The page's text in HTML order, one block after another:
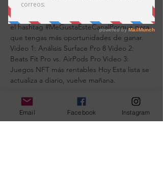
PARTICIPANTES. Videos participantes en el
sorteo. Deja tantos comentarios quieras con
el hashtag #MeGustaEsteCanalPorque para
que tengas más oportunidades de ganar.
Video 1: Análisis Surface Pro 8 Video 2:
Beats Fit Pro vs. AirPods Pro Video 3:
Juegos NFT más rentables Hoy Esta lista se
actualiza a diario, vuelve mañana.
Email Facebook Instagram